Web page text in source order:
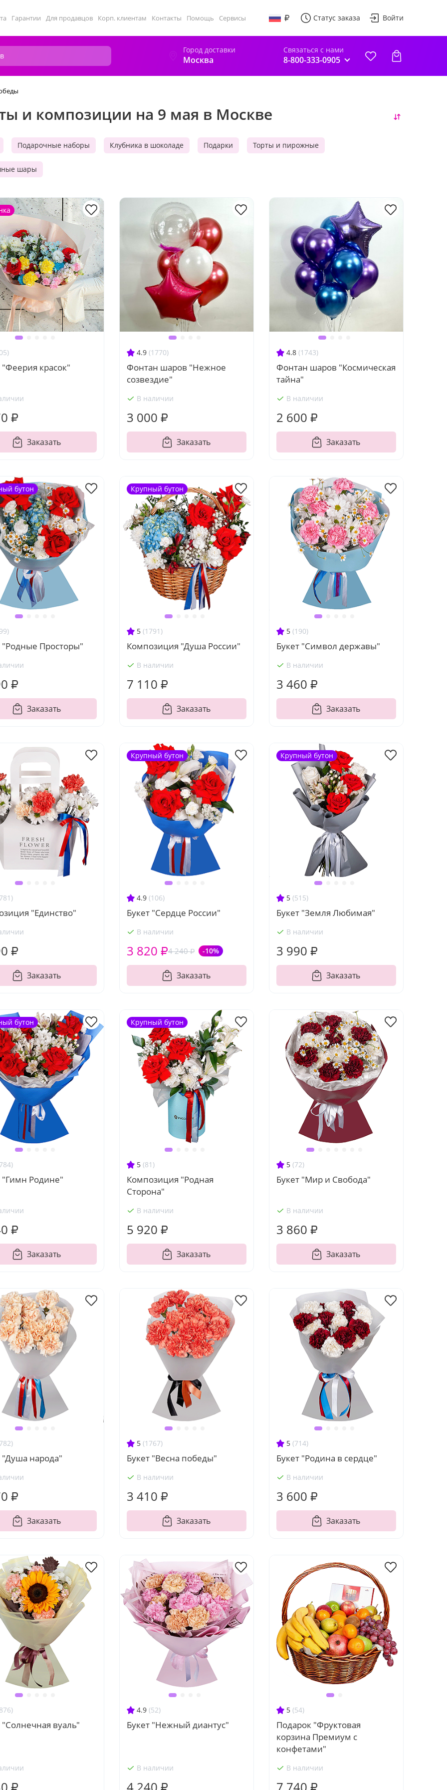
Гарантии Для продавцов Корп. клиентам Контакты Помощь Сервисы Статус заказа Войти
Город доставки
Москва
Связаться с нами
8-800-333-0905
и композиции на 9 мая в Москве
Подарочные наборы Клубника в шоколаде Подарки Торты и пирожные
шары
"Феерия красок"
₽
Заказать
4.9 (1770)
Фонтан шаров "Нежное
созвездие"
В наличии
3 000 ₽
Заказать
4.8 (1743)
Фонтан шаров "Космическая
тайна"
В наличии
2 600 ₽
Заказать
"Родные Просторы"
₽
Заказать
бутон
5 (1791)
Композиция "Душа России"
В наличии
7 110 ₽
Заказать
Крупный бутон
5 (190)
Букет "Символ державы"
В наличии
3 460 ₽
Заказать
"Единство"
₽
Заказать
4.9 (106)
Букет "Сердце России"
В наличии
4 240 ₽ -10%
3 820 ₽
Заказать
Крупный бутон
5 (515)
Букет "Земля Любимая"
В наличии
3 990 ₽
Заказать
Крупный бутон
"Гимн Родине"
₽
Заказать
бутон
5 (81)
Композиция "Родная
Сторона"
В наличии
5 920 ₽
Заказать
Крупный бутон
5 (72)
Букет "Мир и Свобода"
В наличии
3 860 ₽
Заказать
"Душа народа"
₽
Заказать
5 (1767)
Букет "Весна победы"
В наличии
3 410 ₽
Заказать
5 (714)
Букет "Родина в сердце"
В наличии
3 600 ₽
Заказать
"Солнечная вуаль"
4.9 (52)
Букет "Нежный диантус"
В наличии
5 (54)
Подарок "Фруктовая
корзина Премиум с
конфетами"
В наличии